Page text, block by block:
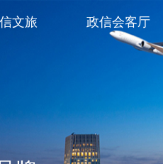
文旅 政信会客厅